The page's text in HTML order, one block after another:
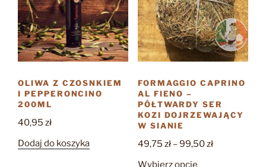
wybrać
na
stronie
produktu
OLIWA Z CZOSNKIEM
I PEPPERONCINO
200ML
40,95 zł
Dodaj do koszyka
FORMAGGIO CAPRINO
AL FIENO –
PÓŁTWARDY SER
KOZI DOJRZEWAJĄCY
W SIANIE
49,75 zł –99,50złZakres
Wybierz opcjeTen